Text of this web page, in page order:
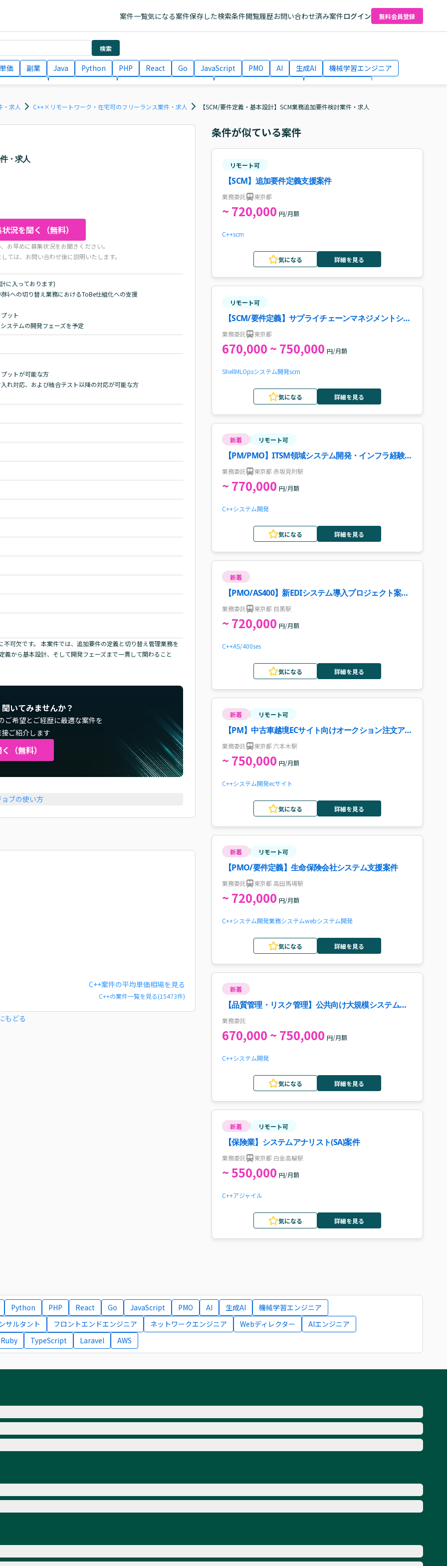
案件一覧気になる案件保存した検索条件閲覧履歴お問い合わせ済み案件ログイン 無料会員登録
検索
価 副業 Java Python PHP React Go JavaScript PMO AI 生成AI
機械学習エンジニア
月収100万円 業務委託
・求人 C++×リモートワーク・在宅可のフリーランス案件・求人 【SCM/要件定義・基本設計】SCM業務追加要件検討案件・求人
・求人
況を聞く（無料）
お早めに募集状況をお聞きください。
ては、お問い合わせ後に説明いたします。
に入っております)
への切り替え業務におけるToBe仕組化への支援
ット
ステムの開発フェーズを予定
ットが可能な方
れ対応、および結合テスト以降の対応が可能な方
可欠です。 本案件では、追加要件の定義と切り替え管理業務を
から基本設計、そして開発フェーズまで一貫して関わること
いてみませんか？
ご希望とご経歴に最適な案件を
ご紹介します
（無料）
ブの使い方
C++案件の平均単価相場を見る
C++の案件一覧を見る(15473件)
もどる
条件が似ている案件
リモート可
【SCM】追加要件定義支援案件
業務委託 東京都
~ 720,000 円/月額
C++scm
気になる 詳細を見る
リモート可
【SCM/要件定義】サプライチェーンマネジメントシス
テム開発案件
業務委託 東京都
670,000 ~ 750,000 円/月額
ShellMLOpsシステム開発scm
気になる 詳細を見る
新着 リモート可
【PM/PMO】ITSM領域システム開発・インフラ経験案
件・求人
業務委託 東京都 赤坂見附駅
~ 770,000 円/月額
C++システム開発
気になる 詳細を見る
新着
【PMO/AS400】新EDIシステム導入プロジェクト案
件・求人
業務委託 東京都 目黒駅
~ 720,000 円/月額
C++AS/400ses
気になる 詳細を見る
新着 リモート可
【PM】中古車越境ECサイト向けオークション注文アプ
リケーション開発案件・求人
業務委託 東京都 六本木駅
~ 750,000 円/月額
C++システム開発ecサイト
気になる 詳細を見る
新着 リモート可
【PMO/要件定義】生命保険会社システム支援案件
業務委託 東京都 高田馬場駅
~ 720,000 円/月額
C++システム開発業務システムwebシステム開発
気になる 詳細を見る
新着
【品質管理・リスク管理】公共向け大規模システム開
発リーダー案件
業務委託
670,000 ~ 750,000 円/月額
C++システム開発
気になる 詳細を見る
新着 リモート可
【保険業】システムアナリスト(SA)案件
業務委託 東京都 白金高輪駅
~ 550,000 円/月額
C++アジャイル
気になる 詳細を見る
Python PHP React Go JavaScript PMO AI 生成AI
機械学習エンジニア
サルタント
フロントエンドエンジニア ネットワークエンジニア Webディレクター
AIエンジニア
Ruby
TypeScript Laravel AWS